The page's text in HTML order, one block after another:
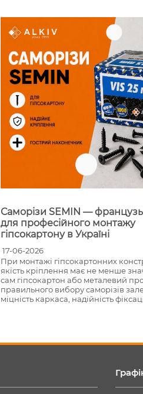
Саморізи SEMIN —
для професійного монтажу
гіпсокартону в Україні
17-06-2026
При монтажі гіпсокартонних
якість кріплення має не менше
сам гіпсокартон або металевий
правильного вибору саморізів
міцність каркаса, надійність